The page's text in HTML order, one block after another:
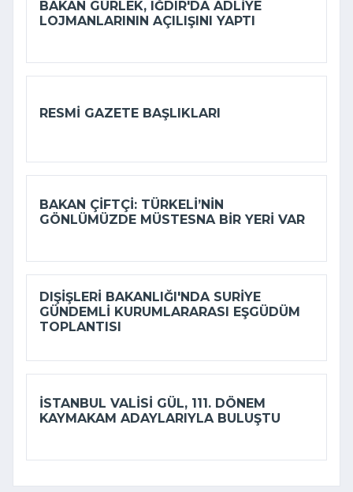
BAKAN GÜRLEK, IĞDIR'DA ADLIYE
LOJMANLARININ AÇILIŞINI YAPTI
RESMI GAZETE BAŞLIKLARI
BAKAN ÇIFTÇI: TÜRKELI’NIN
GÖNLÜMÜZDE MÜSTESNA BIR YERI VAR
DIŞIŞLERI BAKANLIĞI'NDA SURIYE
GÜNDEMLI KURUMLARARASI EŞGÜDÜM
TOPLANTISI
İSTANBUL VALISI GÜL, 111. DÖNEM
KAYMAKAM ADAYLARIYLA BULUŞTU